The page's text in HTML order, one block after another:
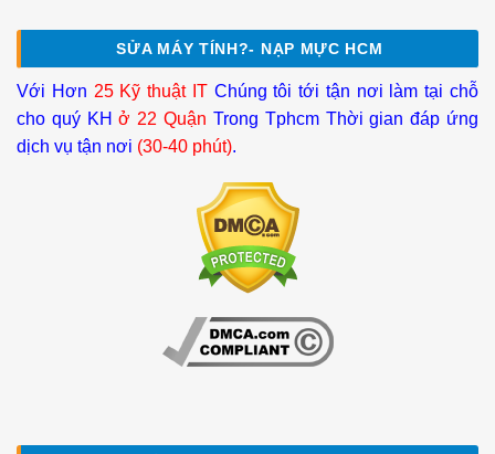
SỬA MÁY TÍNH?- NẠP MỰC HCM
Với Hơn 25 Kỹ thuật ITChúng tôi tới tận nơi làm tại chỗ
cho quý KHở 22 Quận Trong Tphcm Thời gian đáp ứng
dịch vụ tận nơi (30-40 phút).